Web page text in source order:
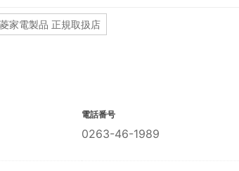
家電製品 正規取扱店
電話番号
0263-46-1989